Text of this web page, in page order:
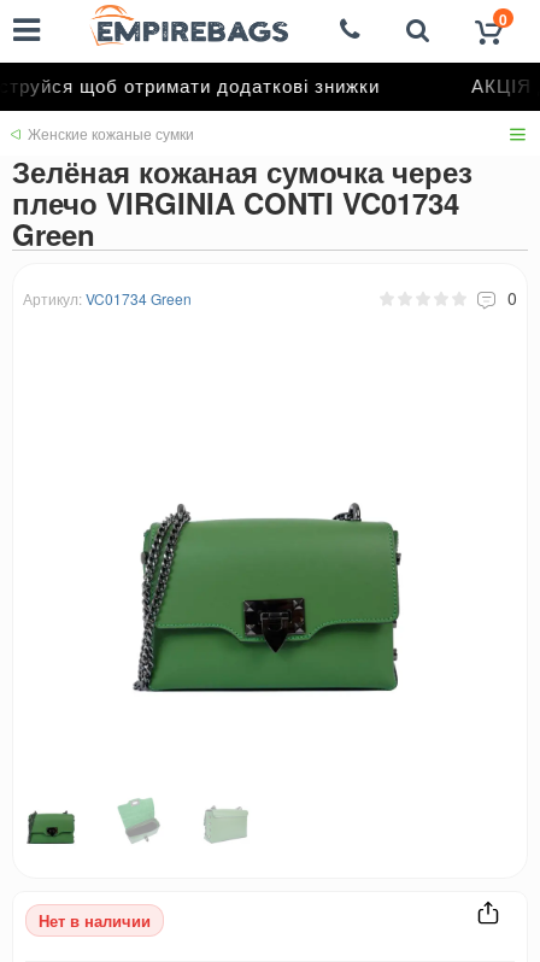
щоб отримати додаткові знижки АКЦІЯ
0
Женские кожаные сумки
Зелёная кожаная сумочка через
плечо VIRGINIA CONTI VC01734
Green
Артикул: VC01734 Green 0
Нет в наличии